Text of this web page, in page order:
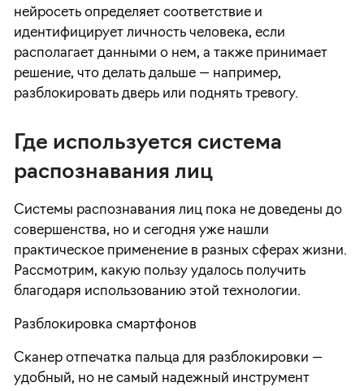
нейросеть определяет соответствие и
идентифицирует личность человека, если
располагает данными о нем, а также принимает
решение, что делать дальше — например,
разблокировать дверь или поднять тревогу.
Где используется система
распознавания лиц
Системы распознавания лиц пока не доведены до
совершенства, но и сегодня уже нашли
практическое применение в разных сферах жизни.
Рассмотрим, какую пользу удалось получить
благодаря использованию этой технологии.
Разблокировка смартфонов
Сканер отпечатка пальца для разблокировки —
удобный, но не самый надежный инструмент